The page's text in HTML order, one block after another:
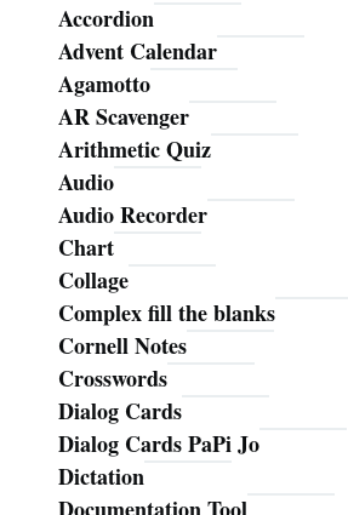
Accordion
Advent Calendar
Agamotto
AR Scavenger
Arithmetic Quiz
Audio
Audio Recorder
Chart
Collage
Complex fill the blanks
Cornell Notes
Crosswords
Dialog Cards
Dialog Cards PaPi Jo
Dictation
Documentation Tool